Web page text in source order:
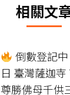
相關文
倒數登記
日 臺灣薩迦
尊勝佛母千供